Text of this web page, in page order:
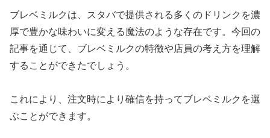
ブレベミルクは、スタバで提供される多くのドリンクを濃
厚で豊かな味わいに変える魔法のような存在です。今回の
記事を通じて、ブレベミルクの特徴や店員の考え方を理解
することができたでしょう。
これにより、注文時により確信を持ってブレベミルクを選
ぶことができます。